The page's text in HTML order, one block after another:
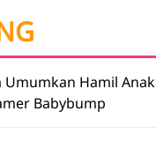
Umumkan Hamil Anak
Babybump